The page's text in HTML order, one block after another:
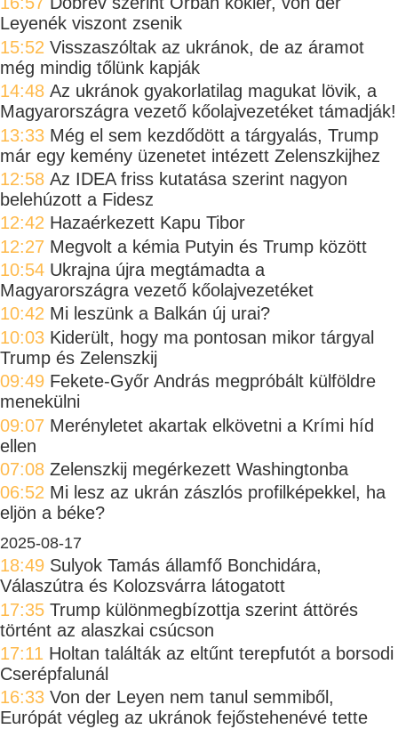
Leyenék viszont zsenik
15:52 Visszaszóltak az ukránok, de az áramot
még mindig tőlünk kapják
14:48 Az ukránok gyakorlatilag magukat lövik, a
Magyarországra vezető kőolajvezetéket támadják!
13:33 Még el sem kezdődött a tárgyalás, Trump
már egy kemény üzenetet intézett Zelenszkijhez
12:58 Az IDEA friss kutatása szerint nagyon
belehúzott a Fidesz
12:42 Hazaérkezett Kapu Tibor
12:27 Megvolt a kémia Putyin és Trump között
10:54 Ukrajna újra megtámadta a
Magyarországra vezető kőolajvezetéket
10:42 Mi leszünk a Balkán új urai?
10:03 Kiderült, hogy ma pontosan mikor tárgyal
Trump és Zelenszkij
09:49 Fekete-Győr András megpróbált külföldre
menekülni
09:07 Merényletet akartak elkövetni a Krími híd
ellen
07:08 Zelenszkij megérkezett Washingtonba
06:52 Mi lesz az ukrán zászlós profilképekkel, ha
eljön a béke?
2025-08-17
18:49 Sulyok Tamás államfő Bonchidára,
Válaszútra és Kolozsvárra látogatott
17:35 Trump különmegbízottja szerint áttörés
történt az alaszkai csúcson
17:11 Holtan találták az eltűnt terepfutót a borsodi
Cserépfalunál
16:33 Von der Leyen nem tanul semmiből,
Európát végleg az ukránok fejőstehenévé tette